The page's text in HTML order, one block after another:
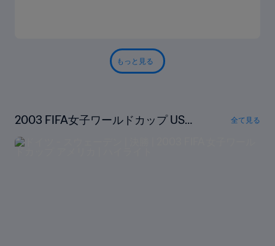
もっと見る
2003 FIFA女子ワールドカップ USA
リプレイ
全て見る